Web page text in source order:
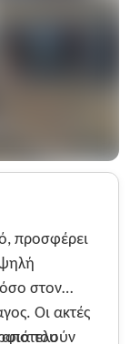
προσφέρει
στον
Οι ακτές
αποτελούν
του